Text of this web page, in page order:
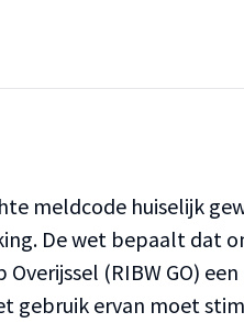
meldcode huiselijk
De wet bepaalt dat
(RIBW GO)
gebruik ervan moet